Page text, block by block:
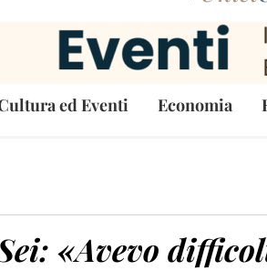
ed Eventi Economia
«Avevo